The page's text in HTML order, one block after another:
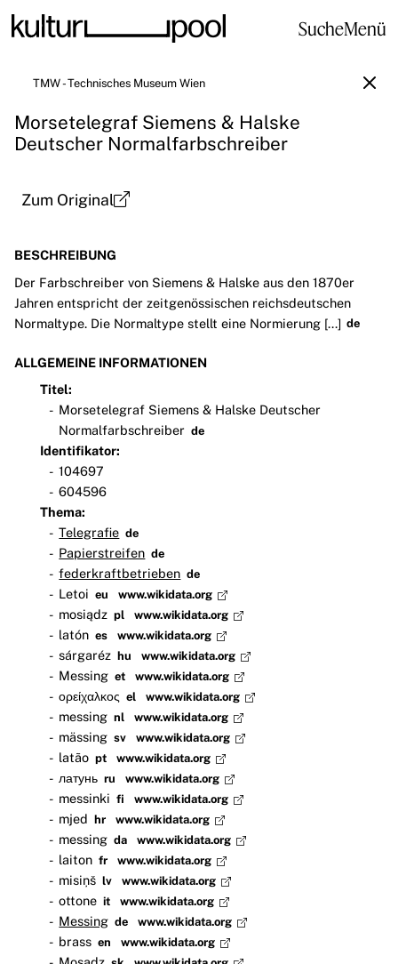
SucheMenü
TMW - Technisches Museum Wien
Morsetelegraf Siemens & Halske
Deutscher Normalfarbschreiber
Zum Original
BESCHREIBUNG
Der Farbschreiber von Siemens & Halske aus den 1870er
Jahren entspricht der zeitgenössischen reichsdeutschen
Normaltype. Die Normaltype stellt eine Normierung [...] de
ALLGEMEINE INFORMATIONEN
Titel:
Morsetelegraf Siemens & Halske Deutscher
Normalfarbschreiber de
Identifikator:
104697
604596
Thema:
Telegrafie de
Papierstreifen de
federkraftbetrieben de
Letoi eu www.wikidata.org
mosiądz pl www.wikidata.org
latón es www.wikidata.org
sárgaréz hu www.wikidata.org
Messing et www.wikidata.org
ορείχαλκος el www.wikidata.org
messing nl www.wikidata.org
mässing sv www.wikidata.org
latão pt www.wikidata.org
латунь ru www.wikidata.org
messinki fi www.wikidata.org
mjed hr www.wikidata.org
messing da www.wikidata.org
laiton fr www.wikidata.org
misiņš lv www.wikidata.org
ottone it www.wikidata.org
Messing de www.wikidata.org
brass en www.wikidata.org